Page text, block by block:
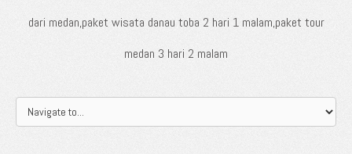
dari medan,paket wisata danau toba 2 hari 1 malam,paket tour
medan 3 hari 2 malam